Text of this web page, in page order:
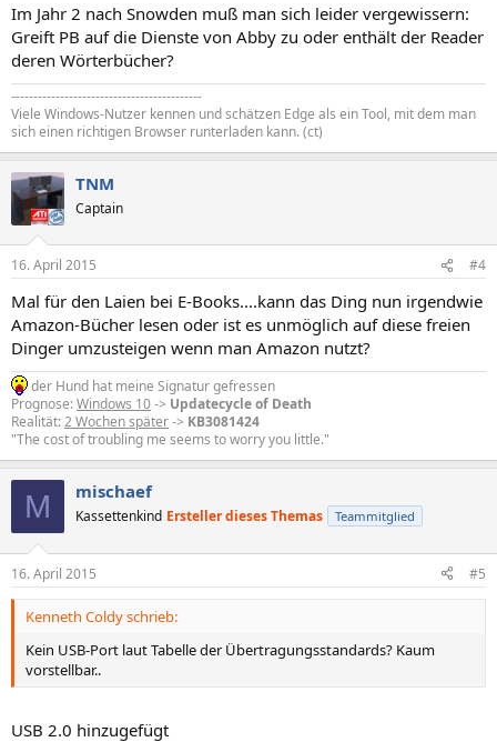
Im Jahr 2 nach Snowden muß man sich leider vergewissern:
Greift PB auf die Dienste von Abby zu oder enthält der Reader
deren Wörterbücher?
-------------------------------------------
Viele Windows-Nutzer kennen und schätzen Edge als ein Tool, mit dem man
sich einen richtigen Browser runterladen kann. (ct)
TNM
Captain
16. April 2015 #4
Mal für den Laien bei E-Books....kann das Ding nun irgendwie
Amazon-Bücher lesen oder ist es unmöglich auf diese freien
Dinger umzusteigen wenn man Amazon nutzt?
der Hund hat meine Signatur gefressen
Prognose:Windows 10-> Updatecycle of Death
Realität:2 Wochen später-> KB3081424
"The cost of troubling me seems to worry you little."
M mischaef
Kassettenkind Ersteller dieses Themas Teammitglied
16. April 2015 #5
Kenneth Coldy schrieb:
Kein USB-Port laut Tabelle der Übertragungsstandards? Kaum
vorstellbar..
USB 2.0 hinzugefügt